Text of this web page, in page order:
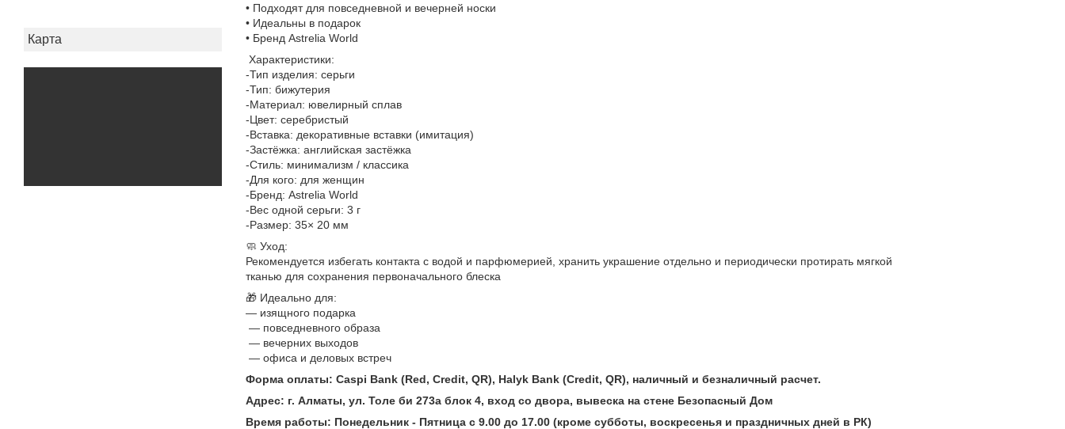
Карта
• Подходят для повседневной и вечерней носки
• Идеальны в подарок
• Бренд Astrelia World
Характеристики:
-Тип изделия: серьги
-Тип: бижутерия
-Материал: ювелирный сплав
-Цвет: серебристый
-Вставка: декоративные вставки (имитация)
-Застёжка: английская застёжка
-Стиль: минимализм / классика
-Для кого: для женщин
-Бренд: Astrelia World
-Вес одной серьги: 3 г
-Размер: 35× 20 мм
🧼 Уход:
Рекомендуется избегать контакта с водой и парфюмерией, хранить украшение отдельно и периодически протирать мягкой
тканью для сохранения первоначального блеска
🎁 Идеально для:
— изящного подарка
— повседневного образа
— вечерних выходов
— офиса и деловых встреч
Форма оплаты: Caspi Bank (Red, Credit, QR), Halyk Bank (Credit, QR), наличный и безналичный расчет.
Адрес: г. Алматы, ул. Толе би 273а блок 4, вход со двора, вывеска на стене Безопасный Дом
Время работы: Понедельник - Пятница с 9.00 до 17.00 (кроме субботы, воскресенья и праздничных дней в РК)